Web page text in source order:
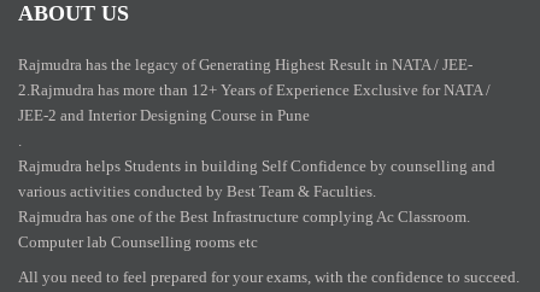
ABOUT US
Rajmudra has the legacy of Generating Highest Result in NATA / JEE-
2.Rajmudra has more than 12+ Years of Experience Exclusive for NATA /
JEE-2 and Interior Designing Course in Pune
.
Rajmudra helps Students in building Self Confidence by counselling and
various activities conducted by Best Team & Faculties.
Rajmudra has one of the Best Infrastructure complying Ac Classroom.
Computer lab Counselling rooms etc
All you need to feel prepared for your exams, with the confidence to succeed.